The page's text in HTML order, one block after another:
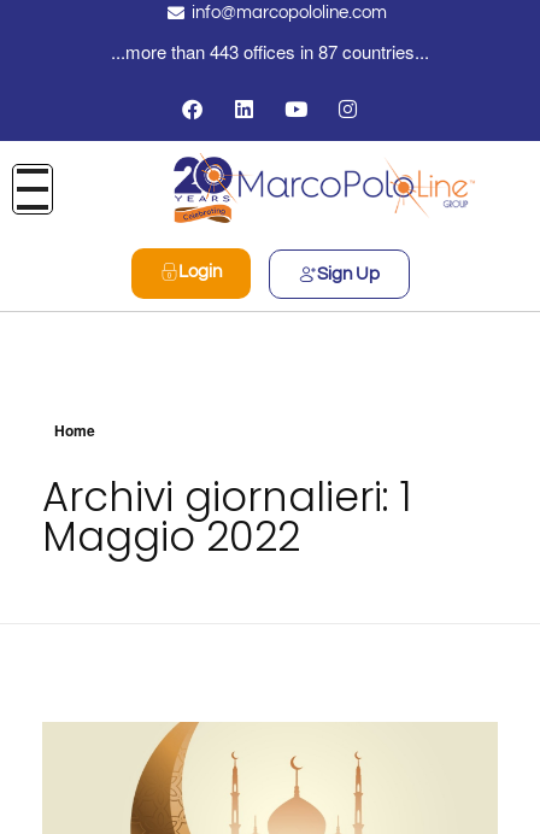
info@marcopololine.com
...more than 443 offices in 87 countries...
Login Sign Up
Home
Archivi giornalieri: 1
Maggio 2022